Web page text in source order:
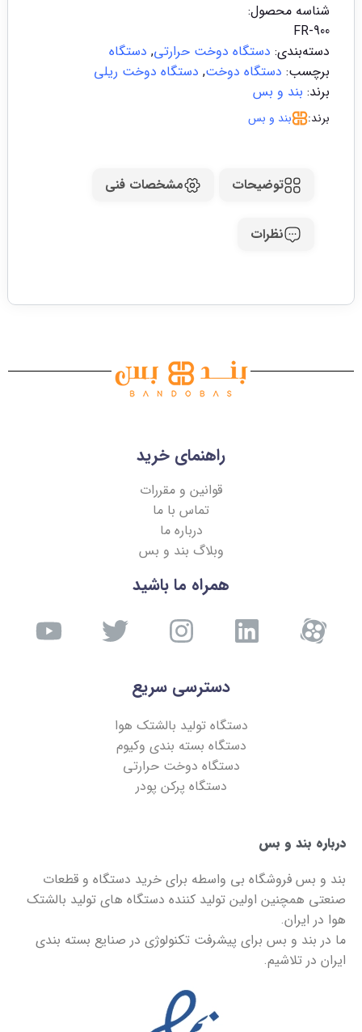
شناسه محصول:
FR-900
دسته‌بندی: دستگاه دوخت حرارتی, دستگاه
برچسب: دستگاه دوخت, دستگاه دوخت ریلی
برند: بند و بس
برند: بند و بس
توضیحات مشخصات فنی
نظرات
راهنمای خرید
قوانین و مقررات
تماس با ما
درباره ما
وبلاگ بند و بس
همراه ما باشید
دسترسی سریع
دستگاه تولید بالشتک هوا
دستگاه بسته بندی وکیوم
دستگاه دوخت حرارتی
دستگاه پرکن پودر
درباره بند و بس
بند و بس فروشگاه بی واسطه برای خرید دستگاه و قطعات
صنعتی همچنین اولین تولید کننده دستگاه های تولید بالشتک
هوا در ایران.
ما در بند و بس برای پیشرفت تکنولوژی در صنایع بسته بندی
ایران در تلاشیم.